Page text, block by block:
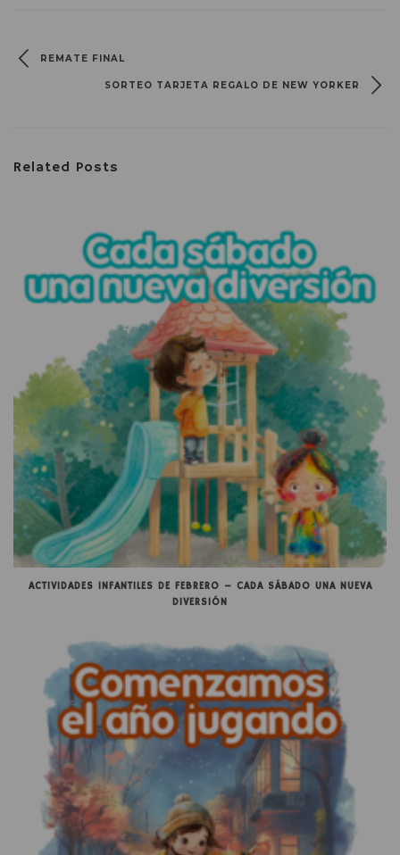
REMATE FINAL
SORTEO TARJETA REGALO DE NEW YORKER
Related Posts
ACTIVIDADES INFANTILES DE FEBRERO – CADA SÁBADO UNA NUEVA
DIVERSIÓN